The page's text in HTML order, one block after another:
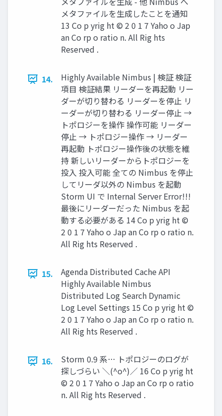
メタファイルを生成したことを通知
13 Co p yrig ht © 2 0 1 7 Yaho o Jap
an Co rp o ratio n. All Rig hts
Reserved .
14.
Highly Available Nimbus | 検証 検証
項目 検証結果 リーダーを再起動 リー
ダーが切り替わる リーダーを停止 リ
ーダーが切り替わる リーダー停止 →
トポロジーを操作 操作可能 リーダー
停止 → トポロジー操作 → リーダー
再起動 トポロジー操作後の状態を維
持 新しいリーダーからトポロジーを
投入 投入可能 全ての Nimbus を停止
してリーダ以外の Nimbus を起動
Storm UI で Internal Server Error!!!
最後にリーダーだった Nimbus を起
動する必要がある 14 Co p yrig ht ©
2 0 1 7 Yaho o Jap an Co rp o ratio n.
All Rig hts Reserved .
15.
Agenda Distributed Cache API
Highly Available Nimbus
Distributed Log Search Dynamic
Log Level Settings 15 Co p yrig ht ©
2 0 1 7 Yaho o Jap an Co rp o ratio n.
All Rig hts Reserved .
16.
Storm 0.9 系… トポロジーのログが
探しづらい ＼(^o^)／ 16 Co p yrig ht
© 2 0 1 7 Yaho o Jap an Co rp o ratio
n. All Rig hts Reserved .